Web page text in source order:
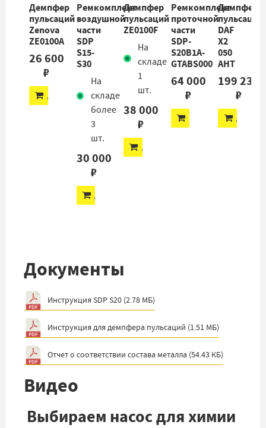
Демпфер
пульсаций
Zenova
ZE0100A
26 600
₽
ДОБАВИТЬ
Ремкомплект
воздушной
части
SDP
S15-
S30
На
складе
более
3
шт.
30 000
₽
ДОБАВИТЬ
Демпфер
пульсаций
ZE0100F
На
складе
1
шт.
38 000
₽
ДОБАВИТЬ
Ремкомплект
проточной
части
SDP-
S20B1A-
GTABS000
64 000
₽
ДОБАВИТЬ
Демпфер
пульсаций
DAF
X2
050
AHT
199 234
₽
Документы
Инструкция SDP S20 (2.78 МБ)
Инструкция для демпфера пульсаций (1.51 МБ)
Отчет о соответствии состава металла (54.43 КБ)
Видео
Выбираем насос для химии